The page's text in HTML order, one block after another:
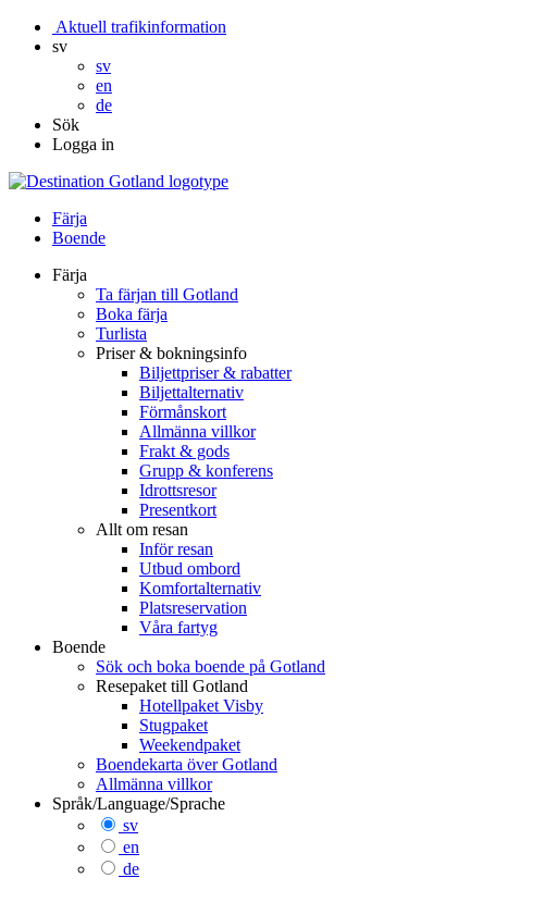
Aktuell trafikinformation
sv
sv
en
de
Sök
Logga in
Färja
Boende
Färja
Ta färjan till Gotland
Boka färja
Turlista
Priser & bokningsinfo
Biljettpriser & rabatter
Biljettalternativ
Förmånskort
Allmänna villkor
Frakt & gods
Grupp & konferens
Idrottsresor
Presentkort
Allt om resan
Inför resan
Utbud ombord
Komfortalternativ
Platsreservation
Våra fartyg
Boende
Sök och boka boende på Gotland
Resepaket till Gotland
Hotellpaket Visby
Stugpaket
Weekendpaket
Boendekarta över Gotland
Allmänna villkor
Språk/Language/Sprache
sv
en
de